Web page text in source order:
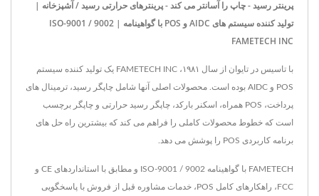
پرینتر رسید - چاپ را آسانتر می کند - پرینترهای حرارتی رسید / آشپزخانه |
تولید کننده سیستم های AIDC و POS با گواهینامه ISO-9001 / 9002 |
FAMETECH INC
با تاسیس در تایوان از سال ۱۹۸۱، FAMETECH INC یک تولید کننده سیستم
POS و AIDC بوده است. محصولات اصلی آنها شامل چاپگر رسید، ترمینال های
پرداخت، POS همراه، اسکنر بارکد، چاپگر رسید حرارتی و چاپگر برچسب
است که خطوط محصولات کاملی را فراهم می کند که بیشترین راه حل های
برنامه کاربردی POS را پوشش می دهد.
FAMETECH با گواهینامه ISO-9001 / 9002 و مطابق با استانداردهای CE و
FCC، راهکارهای کامل POS، خدمات مشاوره قبل از فروش با پاسخگویی